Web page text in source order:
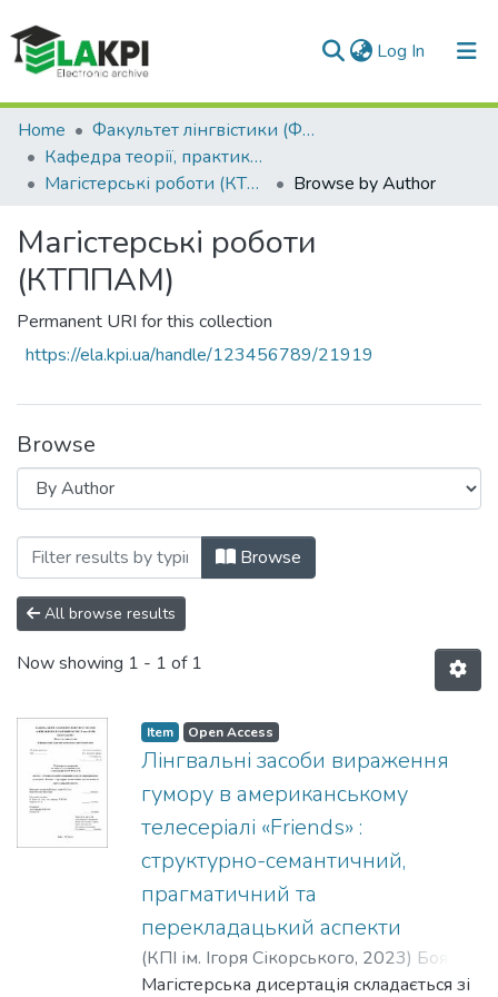
Log In (current)
Communities & Collections
All of DSpace
Home
Факультет лінгвістики (ФЛ)
Кафедра теорії, практики та перекладу англійської мови (КТППАМ)
Магістерські роботи (КТППАМ)
Browse by Author
Магістерські роботи
(КТППАМ)
Permanent URI for this collection
https://ela.kpi.ua/handle/123456789/21919
Browse
Browsing Магістерські роботи
Browse
All browse results
Now showing 1 - 1 of 1
Item Open Access
Лінгвальні засоби вираження
гумору в американському
телесеріалі «Friends» :
структурно-семантичний,
прагматичний та
перекладацький аспекти
(КПІ ім. Ігоря Сікорського, 2023) Боян,
Вікторія Віталіївна;Карачун, Юлія
Магістерська дисертація складається зі